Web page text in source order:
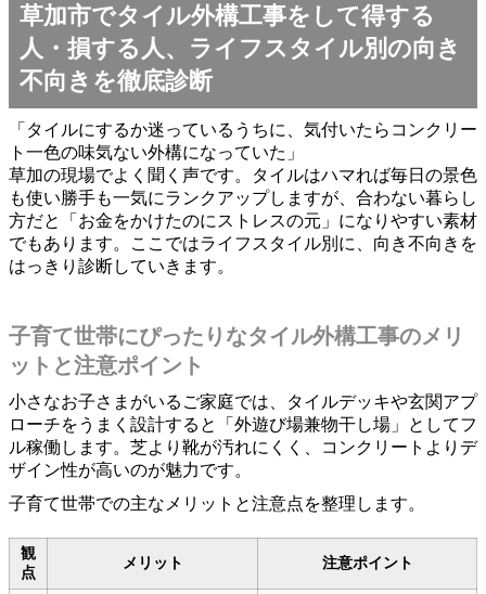
草加市でタイル外構工事をして得する
人・損する人、ライフスタイル別の向き
不向きを徹底診断
「タイルにするか迷っているうちに、気付いたらコンクリー
ト一色の味気ない外構になっていた」
草加の現場でよく聞く声です。タイルはハマれば毎日の景色
も使い勝手も一気にランクアップしますが、合わない暮らし
方だと「お金をかけたのにストレスの元」になりやすい素材
でもあります。ここではライフスタイル別に、向き不向きを
はっきり診断していきます。
子育て世帯にぴったりなタイル外構工事のメリ
ットと注意ポイント
小さなお子さまがいるご家庭では、タイルデッキや玄関アプ
ローチをうまく設計すると「外遊び場兼物干し場」としてフ
ル稼働します。芝より靴が汚れにくく、コンクリートよりデ
ザイン性が高いのが魅力です。
子育て世帯での主なメリットと注意点を整理します。
観
点
メリット 注意ポイント